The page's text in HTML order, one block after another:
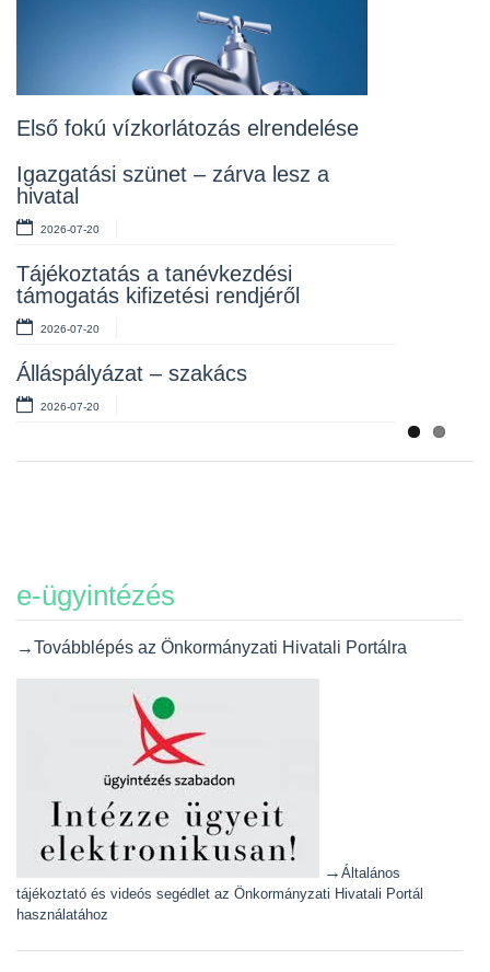
Első fokú vízkorlátozás elrendelése
Igazgatási szünet – zárva lesz a
hivatal
2026-07-20
Tájékoztatás a tanévkezdési
támogatás kifizetési rendjéről
2026-07-20
Álláspályázat – szakács
2026-07-20
Lakossági fórum az Erzsébet téri
2026-07-10
Rendelet kihirdetése
2026-07-10
Álláspályázat – takarító
2026-07-06
e-ügyintézés
→Továbblépés az Önkormányzati Hivatali Portálra
→ Általános
tájékoztató és videós segédlet az Önkormányzati Hivatali Portál
használatához